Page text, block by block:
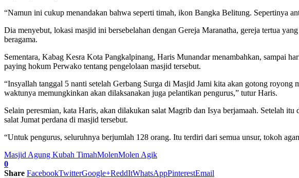
“Namun ini cukup menandakan bahwa seperti timah, ikon Bangka Belitung. Sepertinya
Dia menyebut, lokasi masjid ini bersebelahan dengan Gereja Maranatha, gereja tertua
beragama.
Sementara, Kabag Kesra Kota Pangkalpinang, Haris Munandar menambahkan, sampai
paying hokum Perwako tentang pengelolaan masjid tersebut.
“Insyallah tanggal 5 nanti setelah Gerbang Surga di Masjid Jami kita akan gotong
waktunya memungkinkan akan dilaksanakan juga pelantikan pengurus,” tutur Haris.
Selain peresmian, kata Haris, akan dilakukan salat Magrib dan Isya berjamaah. Setelah
salat Jumat perdana di masjid tersebut.
“Untuk pengurus, seluruhnya berjumlah 128 orang. Itu terdiri dari semua unsur, tokoh
Masjid Agung Kubah TimahMolenMolen Agik
0
Share FacebookTwitterGoogle+ReddItWhatsAppPinterestEmail